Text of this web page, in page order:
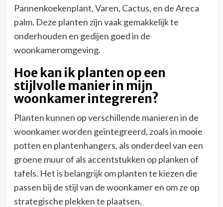
Pannenkoekenplant, Varen, Cactus, en de Areca
palm. Deze planten zijn vaak gemakkelijk te
onderhouden en gedijen goed in de
woonkameromgeving.
Hoe kan ik planten op een
stijlvolle manier in mijn
woonkamer integreren?
Planten kunnen op verschillende manieren in de
woonkamer worden geïntegreerd, zoals in mooie
potten en plantenhangers, als onderdeel van een
groene muur of als accentstukken op planken of
tafels. Het is belangrijk om planten te kiezen die
passen bij de stijl van de woonkamer en om ze op
strategische plekken te plaatsen.